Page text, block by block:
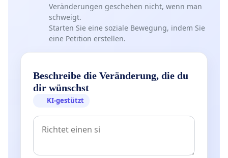
Veränderungen geschehen nicht, wenn man
schweigt.
Starten Sie eine soziale Bewegung, indem Sie
eine Petition erstellen.
Beschreibe die Veränderung, die du
dir wünschst
KI-gestützt